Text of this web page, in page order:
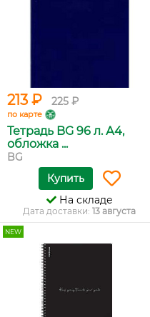
213 ₽ 225 ₽
по карте
Тетрадь BG 96 л. А4,
обложка ...
BG
Купить
На складе
Дата доставки: 13 августа
NEW